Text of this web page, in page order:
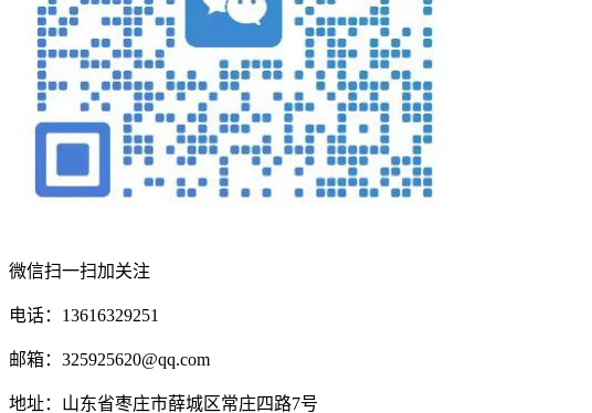
微信扫一扫加关注
电话：13616329251
邮箱：325925620@qq.com
地址：山东省枣庄市薛城区常庄四路7号